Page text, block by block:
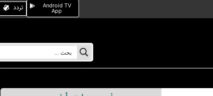
Android TV
App تردد